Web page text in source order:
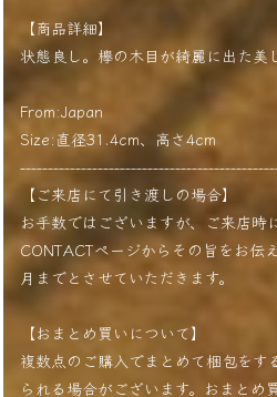
【商品詳細】
状態良し。欅の木目が綺麗に出た美
From:Japan
Size:直径31.4cm、高さ4cm
【ご来店にて引き渡しの場合】
お手数ではございますが、ご来店時
CONTACTページからその旨をお伝
月までとさせていただきます。
【おまとめ買いについて】
複数点のご購入でまとめて梱包をす
られる場合がございます。おまとめ